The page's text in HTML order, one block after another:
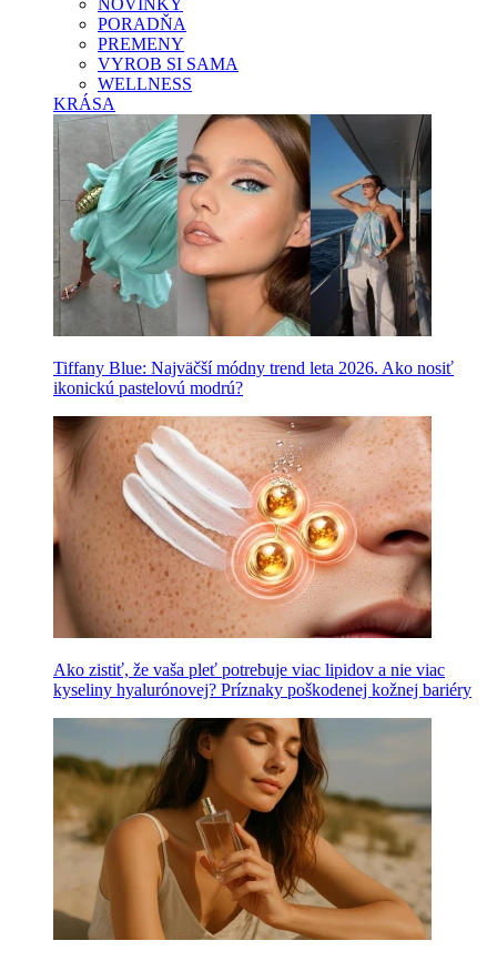
NOVINKY
PORADŇA
PREMENY
VYROB SI SAMA
WELLNESS
KRÁSA
Tiffany Blue: Najväčší módny trend leta 2026. Ako nosiť
ikonickú pastelovú modrú?
Ako zistiť, že vaša pleť potrebuje viac lipidov a nie viac
kyseliny hyalurónovej? Príznaky poškodenej kožnej bariéry